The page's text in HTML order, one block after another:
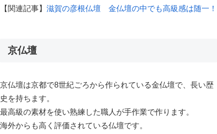
【関連記事】 滋賀の彦根仏壇 金仏壇の中でも高級感は随一！
京仏壇
京仏壇は京都で8世紀ごろから作られている金仏壇で、長い歴
史を持ちます。
最高級の素材を使い熟練した職人が手作業で作ります。
海外からも高く評価されている仏壇です。